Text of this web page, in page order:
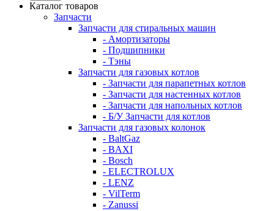
Каталог товаров
Запчасти
Запчасти для стиральных машин
- Амортизаторы
- Подшипники
- Тэны
Запчасти для газовых котлов
- Запчасти для парапетных котлов
- Запчасти для настенных котлов
- Запчасти для напольных котлов
- Б/У Запчасти для котлов
Запчасти для газовых колонок
- BaltGaz
- BAXI
- Bosch
- ELECTROLUX
- LENZ
- VilTerm
- Zanussi